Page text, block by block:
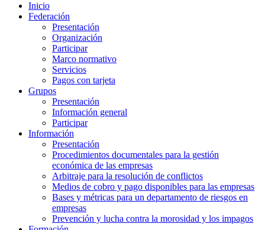
Inicio
Federación
Presentación
Organización
Participar
Marco normativo
Servicios
Pagos con tarjeta
Grupos
Presentación
Información general
Participar
Información
Presentación
Procedimientos documentales para la gestión
económica de las empresas
Arbitraje para la resolución de conflictos
Medios de cobro y pago disponibles para las empresas
Bases y métricas para un departamento de riesgos en
empresas
Prevención y lucha contra la morosidad y los impagos